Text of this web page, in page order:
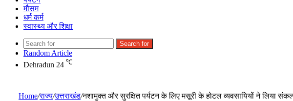
मौसम
धर्म कर्म
स्वास्थ्य और शिक्षा
Search for
Random Article
Dehradun 24 ℃
Home/राज्य/उत्तराखंड/नशामुक्त और सुरक्षित पर्यटन के लिए मसूरी के होटल व्यवसायियों ने लिया